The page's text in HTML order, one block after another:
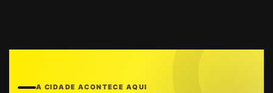
A CIDADE ACONTECE AQUI